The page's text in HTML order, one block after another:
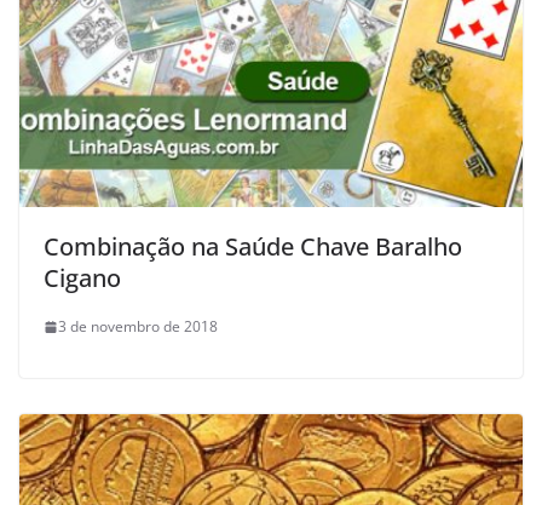
Combinação na Saúde Chave Baralho
Cigano
3 de novembro de 2018